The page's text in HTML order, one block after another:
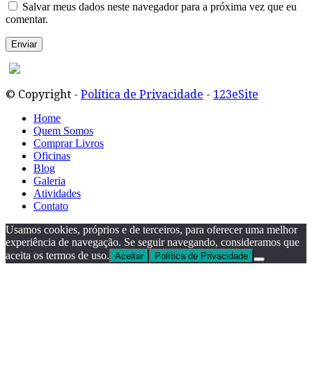
Salvar meus dados neste navegador para a próxima vez que eu
comentar.
© Copyright - Política de Privacidade - 123eSite
Home
Quem Somos
Comprar Livros
Oficinas
Blog
Galeria
Atividades
Contato
Usamos cookies, próprios e de terceiros, para oferecer uma melhor
experiência de navegação. Se seguir navegando, consideramos que
aceita os termos de uso. Aceitar Política de Privacidade